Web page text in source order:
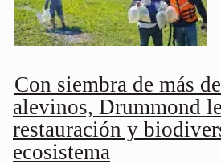
Con siembra de más
alevinos, Drummond
restauración y
ecosistema